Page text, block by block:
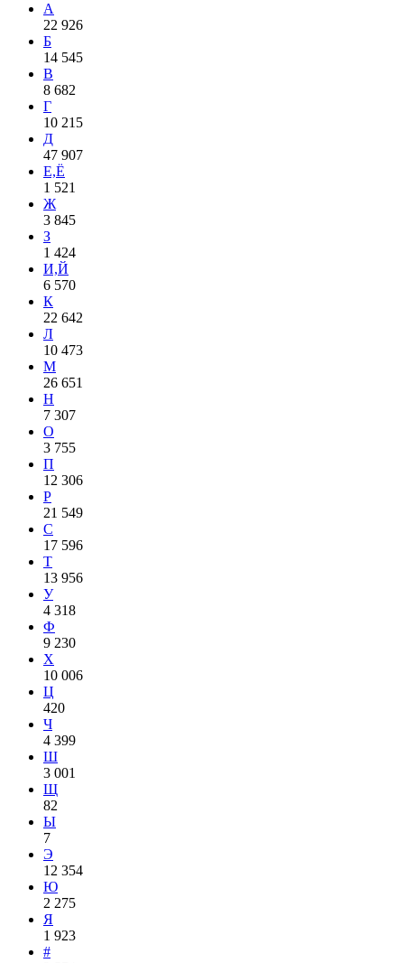
А
22 926
Б
14 545
В
8 682
Г
10 215
Д
47 907
Е,Ё
1 521
Ж
3 845
З
1 424
И,Й
6 570
К
22 642
Л
10 473
М
26 651
Н
7 307
О
3 755
П
12 306
Р
21 549
С
17 596
Т
13 956
У
4 318
Ф
9 230
Х
10 006
Ц
420
Ч
4 399
Ш
3 001
Щ
82
Ы
7
Э
12 354
Ю
2 275
Я
1 923
#